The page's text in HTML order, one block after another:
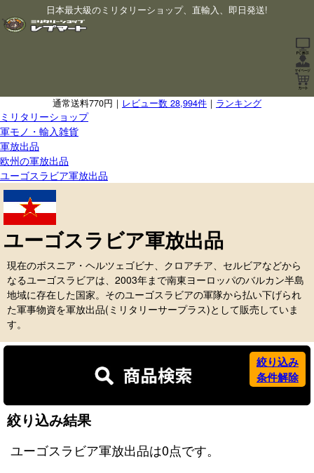
日本最大級のミリタリーショップ、直輸入、即日発送!
通常送料770円｜ レビュー数 28,994件 ｜ ランキング
ミリタリーショップ
軍モノ・輸入雑貨
軍放出品
欧州の軍放出品
ユーゴスラビア軍放出品
ユーゴスラビア軍放出品
現在のボスニア・ヘルツェゴビナ、クロアチア、セルビアなどから
なるユーゴスラビアは、2003年まで南東ヨーロッパのバルカン半島
地域に存在した国家。そのユーゴスラビアの軍隊から払い下げられ
た軍事物資を軍放出品(ミリタリーサープラス)として販売していま
す。
絞り込み結果
絞り込み
条件解除
ユーゴスラビア軍放出品は0点です。